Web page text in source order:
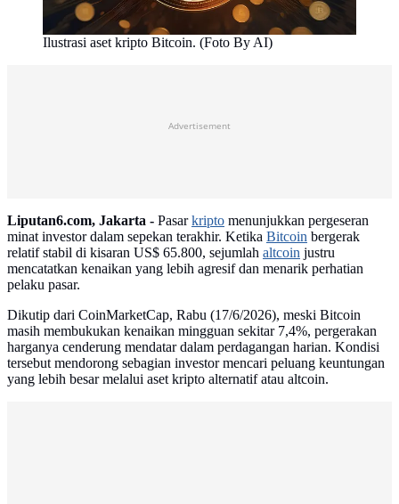
Ilustrasi aset kripto Bitcoin. (Foto By AI)
Advertisement
Liputan6.com, Jakarta - Pasarkripto menunjukkan pergeseran
minat investor dalam sepekan terakhir. Ketika Bitcoin bergerak
relatif stabil di kisaran US$ 65.800, sejumlah altcoin justru
mencatatkan kenaikan yang lebih agresif dan menarik perhatian
pelaku pasar.
Dikutip dari CoinMarketCap, Rabu (17/6/2026), meski Bitcoin
masih membukukan kenaikan mingguan sekitar 7,4%, pergerakan
harganya cenderung mendatar dalam perdagangan harian. Kondisi
tersebut mendorong sebagian investor mencari peluang keuntungan
yang lebih besar melalui aset kripto alternatif atau altcoin.